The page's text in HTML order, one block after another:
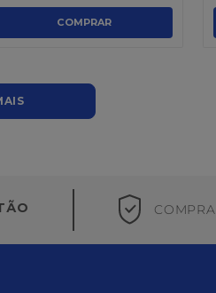
COMPRAR
COMPRA